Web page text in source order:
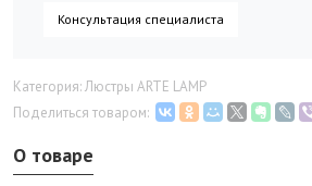
Консультация специалиста
Категория: Люстры ARTE LAMP
Поделиться товаром:
О товаре